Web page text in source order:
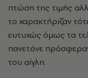
πτώση της τιμής
το χαρακτήριζαν
ευτυχώς όμως τα
πανετόνε
του αίγλη.